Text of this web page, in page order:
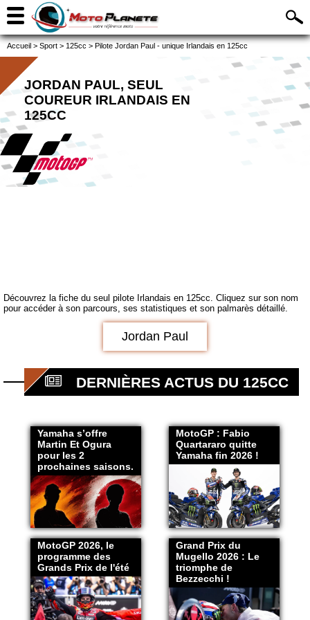
Accueil > Sport > 125cc > Pilote Jordan Paul - unique Irlandais en 125cc
JORDAN PAUL, SEUL
COUREUR IRLANDAIS EN
125CC
Découvrez la fiche du seul pilote Irlandais en 125cc. Cliquez sur son nom
pour accéder à son parcours, ses statistiques et son palmarès détaillé.
Jordan Paul
DERNIÈRES ACTUS DU 125CC
Yamaha s’offre
Martin Et Ogura
pour les 2
prochaines saisons.
MotoGP : Fabio
Quartararo quitte
Yamaha fin 2026 !
MotoGP 2026, le
programme des
Grands Prix de l'été
Grand Prix du
Mugello 2026 : Le
triomphe de
Bezzecchi !